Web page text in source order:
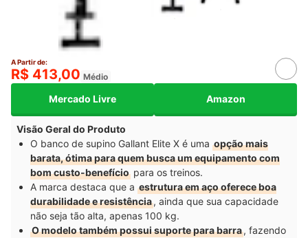
A Partir de:
R$ 413,00 Médio
Mercado Livre Amazon
Visão Geral do Produto
O banco de supino Gallant Elite X é uma opção mais
barata, ótima para quem busca um equipamento com
bom custo-benefício para os treinos.
A marca destaca que a estrutura em aço oferece boa
durabilidade e resistência, ainda que sua capacidade
não seja tão alta, apenas 100 kg.
O modelo também possui suporte para barra, fazendo